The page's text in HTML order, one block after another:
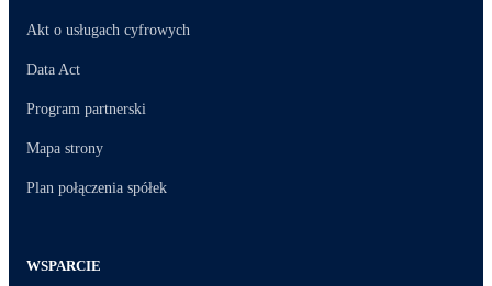
Akt o usługach cyfrowych
Data Act
Program partnerski
Mapa strony
Plan połączenia spółek
WSPARCIE